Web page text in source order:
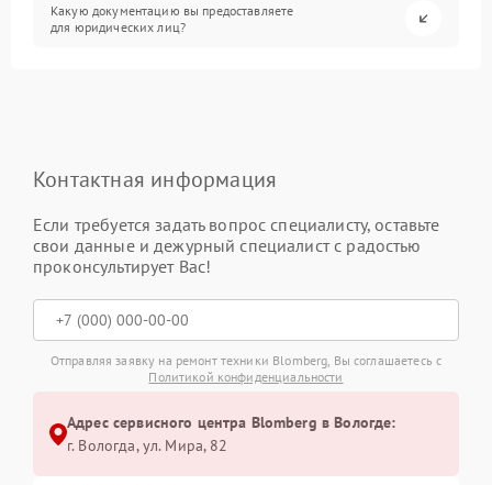
Какую документацию вы предоставляете
для юридических лиц?
Контактная информация
Если требуется задать вопрос специалисту, оставьте
свои данные и дежурный специалист с радостью
проконсультирует Вас!
Отправляя заявку на ремонт техники Blomberg, Вы соглашаетесь с
Политикой конфиденциальности
Адрес сервисного центра Blomberg в Вологде:
г. Вологда, ул. Мира, 82